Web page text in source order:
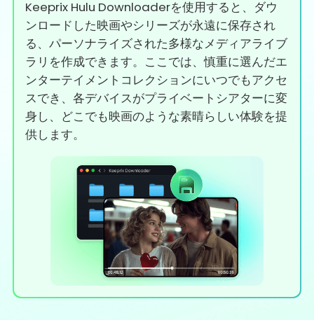
Keeprix Hulu Downloaderを使用すると、ダウ
ンロードした映画やシリーズが永遠に保存され
る、パーソナライズされた多様なメディアライブ
ラリを作成できます。ここでは、慎重に選んだエ
ンターテイメントコレクションにいつでもアクセ
スでき、各デバイスがプライベートシアターに変
身し、どこでも映画のような素晴らしい体験を提